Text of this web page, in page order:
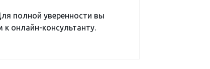
полной уверенности вы
онлайн-консультанту.